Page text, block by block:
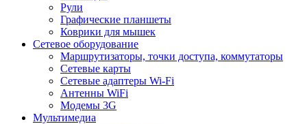
Рули
Графические планшеты
Коврики для мышек
Сетевое оборудование
Маршрутизаторы, точки доступа, коммутаторы
Сетевые карты
Сетевые адаптеры Wi-Fi
Антенны WiFi
Модемы 3G
Мультимедиа